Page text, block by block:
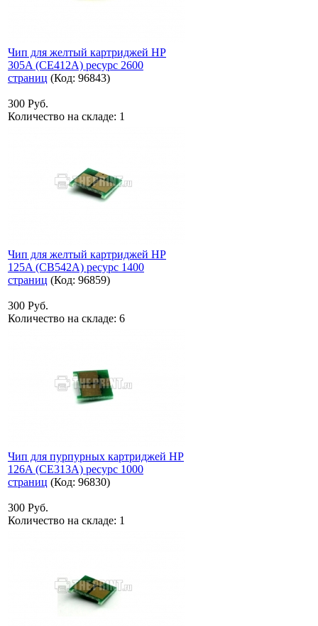
Чип для желтый картриджей HP
305A (CE412A) ресурс 2600
страниц (Код: 96843)
300 Руб.
Количество на складе: 1
Чип для желтый картриджей HP
125A (CB542A) ресурс 1400
страниц (Код: 96859)
300 Руб.
Количество на складе: 6
Чип для пурпурных картриджей HP
126A (CE313A) ресурс 1000
страниц (Код: 96830)
300 Руб.
Количество на складе: 1